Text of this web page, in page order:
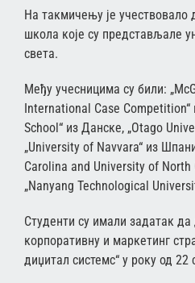
На такмичењу је учествовало
школа које су представљале
света.
Међу учесницима су били:
International Case Competition“
School“ из Данске, „Otago
„University of Navvara“ из
Carolina and University of
„Nanyang Technological
Студенти су имали задатак
корпоративну и маркетинг
диџитал системс“ у року од 22